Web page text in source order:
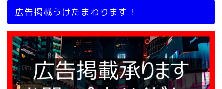
広告掲載うけたまわります！